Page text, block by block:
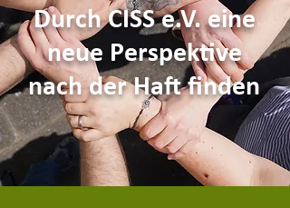
Durch CISS e.V. eine
neue Perspektive
nach der Haft finden